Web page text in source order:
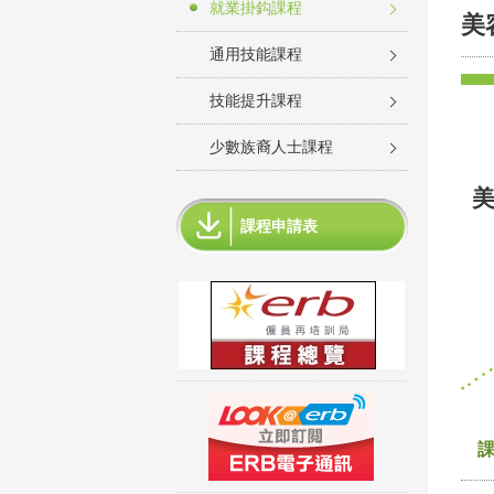
就業掛鈎課程
通用技能課程
技能提升課程
少數族裔人士課程
課程申請表
美